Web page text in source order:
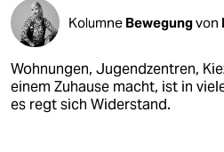
Kolumne Bewegungvon
Wohnungen, Jugendzentren,
einem Zuhause macht, ist in
es regt sich Widerstand.